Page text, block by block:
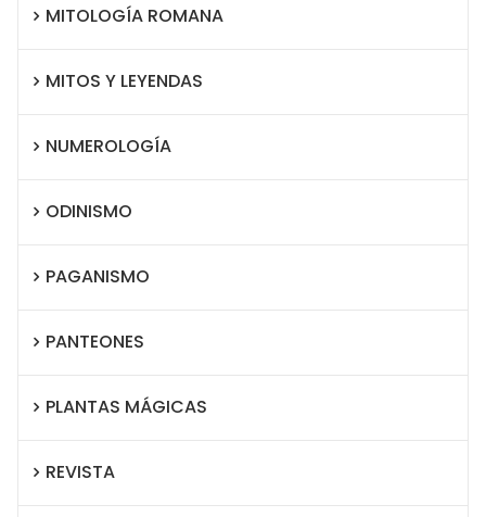
MITOLOGÍA ROMANA
MITOS Y LEYENDAS
NUMEROLOGÍA
ODINISMO
PAGANISMO
PANTEONES
PLANTAS MÁGICAS
REVISTA